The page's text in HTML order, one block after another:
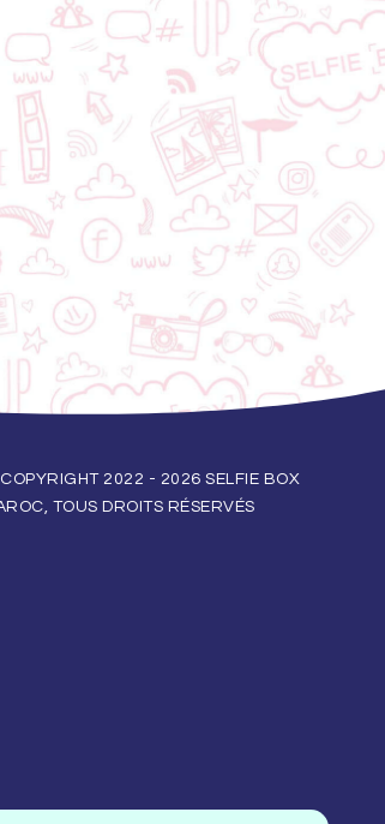
2022 - 2026 SELFIE BOX
TOUS DROITS RÉSERVÉS